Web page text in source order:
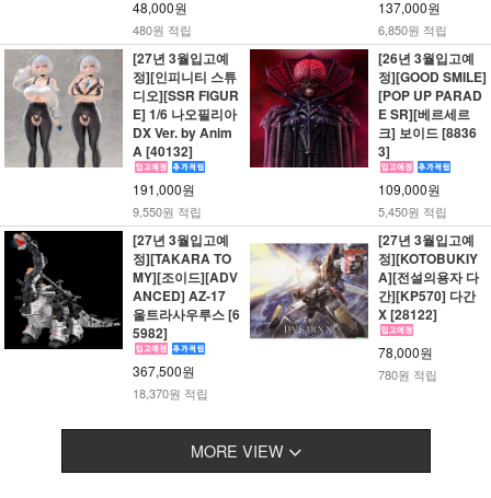
48,000원
480원 적립
137,000원
6,850원 적립
[27년 3월입고예
정][인피니티 스튜
디오][SSR FIGUR
E] 1/6 나오필리아
DX Ver. by Anim
A [40132]
191,000원
9,550원 적립
[26년 3월입고예
정][GOOD SMILE]
[POP UP PARAD
E SR][베르세르
크] 보이드 [8836
3]
109,000원
5,450원 적립
[27년 3월입고예
정][TAKARA TO
MY][조이드][ADV
ANCED] AZ-17
울트라사우루스 [6
5982]
367,500원
18,370원 적립
[27년 3월입고예
정][KOTOBUKIY
A][전설의용자 다
간][KP570] 다간
X [28122]
78,000원
780원 적립
MORE VIEW